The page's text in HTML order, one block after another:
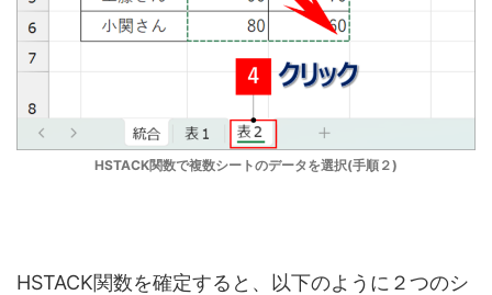
HSTACK関数で複数シートのデータを選択(手順２)
HSTACK関数を確定すると、以下のように２つのシ